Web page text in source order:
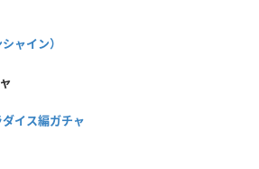
ャイン）
イス編ガチャ